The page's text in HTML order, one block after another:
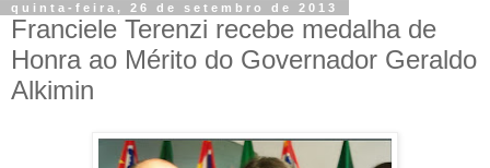
quinta-feira, 26 de setembro de 2013
Franciele Terenzi recebe medalha de
Honra ao Mérito do Governador Geraldo
Alkimin